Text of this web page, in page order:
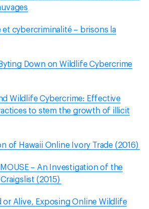
et cybercriminalité – brisons la
Down on Wildlife Cybercrime
Wildlife Cybercrime: Effective
to stem the growth of illicit
of Hawaii Online Ivory Trade (2016)
MOUSE – An Investigation of the
(2015)
or Alive, Exposing Online Wildlife